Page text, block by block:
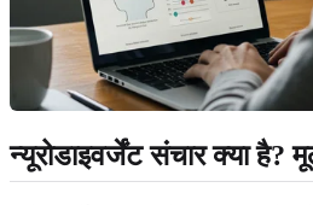
न्यूरोडाइवर्जेंट संचार क्या है?